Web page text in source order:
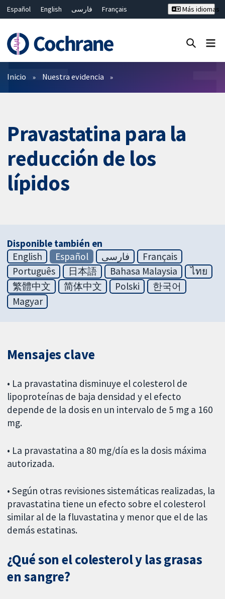
Español English فارسی
Français
Bahasa Malaysia
ไทย 繁體中文
Más idiomas
Filtros
Inicio Nuestra evidencia
Pravastatina para la
reducción de los
lípidos
Disponible también en
English
Español فارسی
Français
Português
日本語 Bahasa Malaysia
ไทย
繁體中文
简体中文 Polski
한국어
Magyar
Mensajes clave
• La pravastatina disminuye el colesterol de
lipoproteínas de baja densidad y el efecto
depende de la dosis en un intervalo de 5 mg a 160
mg.
• La pravastatina a 80 mg/día es la dosis máxima
autorizada.
• Según otras revisiones sistemáticas realizadas, la
pravastatina tiene un efecto sobre el colesterol
similar al de la fluvastatina y menor que el de las
demás estatinas.
¿Qué son el colesterol y las grasas
en sangre?